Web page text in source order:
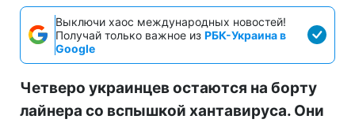
Выключи хаос международных новостей!
Получай только важное из РБК-Украина в
Google
Четверо украинцев остаются на борту
лайнера со вспышкой хантавируса. Они